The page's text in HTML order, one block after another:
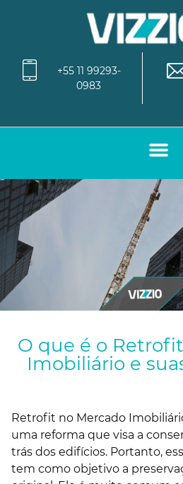
+55 11 99293-
0983
O que é o
Imobiliário e
Retrofit no Mercado
uma reforma que visa a
trás dos edifícios. Portanto,
tem como objetivo a